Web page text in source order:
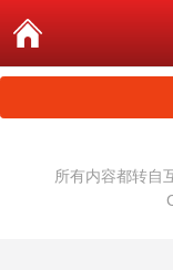
所有内容都转自